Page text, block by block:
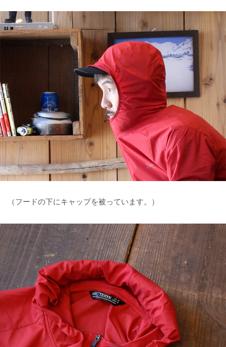
（フードの下にキャップを被っています。）